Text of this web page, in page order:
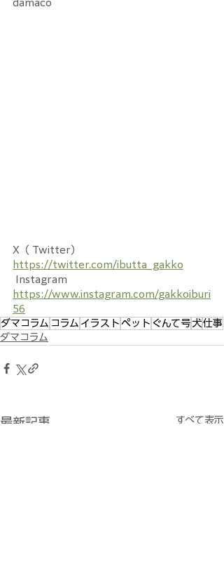
damaco
X（ Twitter）
https://twitter.com/ibutta_gakko
Instagram
https://www.instagram.com/gakkoiburi
56
ダマコラム コラム イラスト ペット ぐんて号 犬仕事
ダマコラム
最新記事 すべて表示